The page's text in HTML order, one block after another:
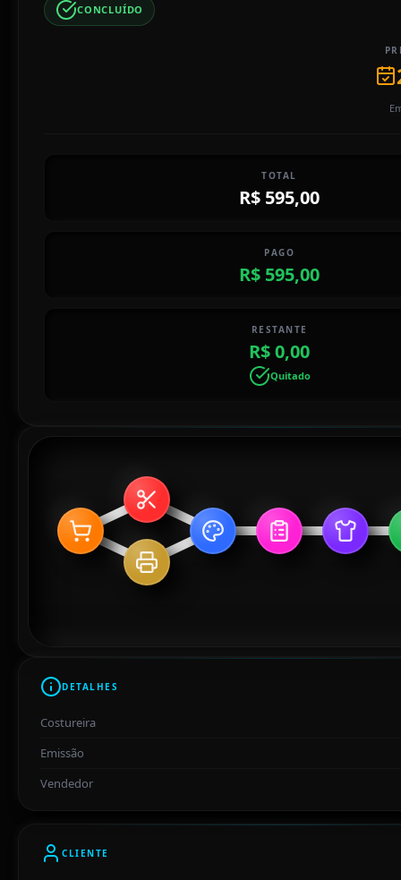
CONCLUÍDO
TOTAL
R$ 595,00
PAGO
R$ 595,00
RESTANTE
R$ 0,00
Quitado
DETALHES
Costureira
Emissão
Vendedor
CLIENTE